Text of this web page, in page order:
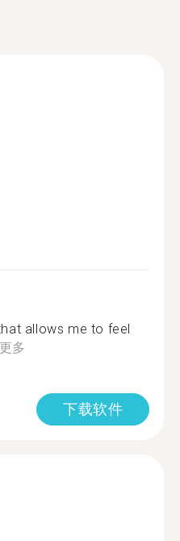
allows me to feel
多
下载软件